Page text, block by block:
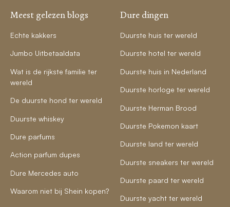
Meest gelezen blogs
Echte kakkers
Jumbo Uitbetaaldata
Wat is de rijkste familie ter
wereld
De duurste hond ter wereld
Duurste whiskey
Dure parfums
Action parfum dupes
Dure Mercedes auto
Waarom niet bij Shein kopen?
Dure dingen
Duurste huis ter wereld
Duurste hotel ter wereld
Duurste huis in Nederland
Duurste horloge ter wereld
Duurste Herman Brood
Duurste Pokemon kaart
Duurste land ter wereld
Duurste sneakers ter wereld
Duurste paard ter wereld
Duurste yacht ter wereld